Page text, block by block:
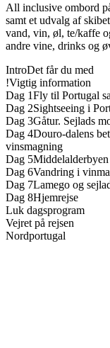
All inclusive ombord
samt et udvalg af
vand, vin, øl, te/kaffe
andre vine, drinks og
IntroDet får du med
!Vigtig information
Dag 1Fly til Portugal
Dag 2Sightseeing i
Dag 3Gåtur. Sejlads
Dag 4Douro-dalens
vinsmagning
Dag 5
Dag 6Vandring i
Dag 7Lamego og
Dag 8Hjemrejse
Luk dagsprogram
Vejret på rejsen
Nordportugal